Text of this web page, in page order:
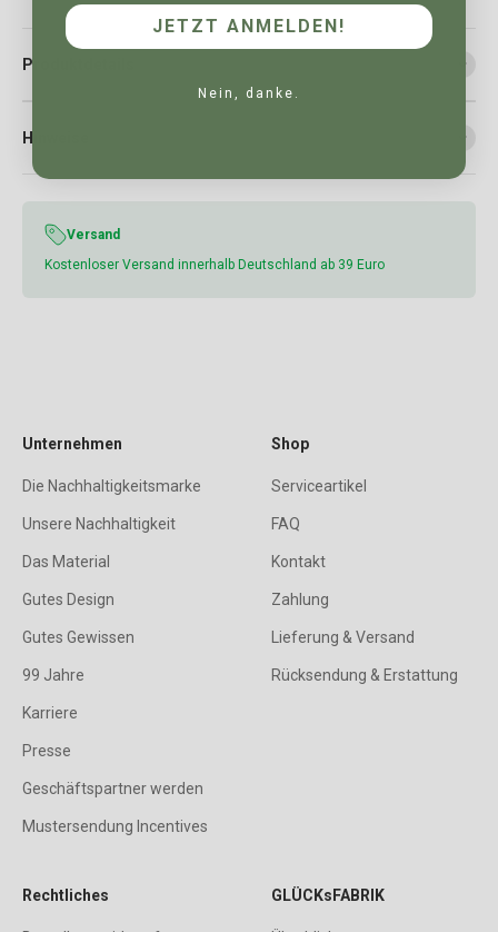
Produktdetails
Hinweise
Versand
Kostenloser Versand innerhalb Deutschland ab 39 Euro
Unternehmen
Die Nachhaltigkeitsmarke
Unsere Nachhaltigkeit
Das Material
Gutes Design
Gutes Gewissen
99 Jahre
Karriere
Presse
Geschäftspartner werden
Mustersendung Incentives
Shop
Serviceartikel
FAQ
Kontakt
Zahlung
Lieferung & Versand
Rücksendung & Erstattung
Rechtliches GLÜCKsFABRIK
JETZT ANMELDEN!
Nein, danke.